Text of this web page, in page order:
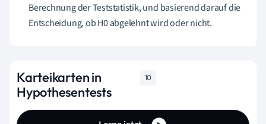
Berechnung der Teststatistik, und basierend darauf die
Entscheidung, ob H0 abgelehnt wird oder nicht.
Karteikarten in
Hypothesentests
10